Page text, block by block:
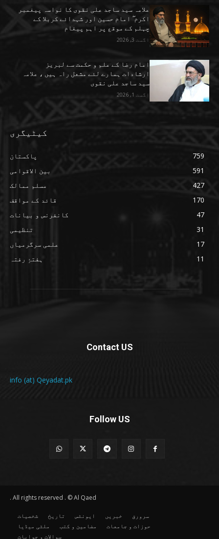
علامہ سید ساجد علی نقوی کا نواسہ پیغمبر
اکرم ۖ امام حسین اور شہدائے کربلا کے
چہلم کے موقع پر اہم پیغام
اگست 3, 2026
امام رضا کے علم و حکمت سے لبریز
ارشادات ہمارے لئے مشعل راہ ہیں ، علامہ
سید ساجد علی نقوی
اگست 1, 2026
کیٹیگری
پاکستان
759
بین الاقوامی
591
مسلم ممالک
427
قائد کے مواقف
170
کانفرنس و بیانات
47
تنظیمی
31
علمی سرگرمیاں
17
ہفتۂِ رفتہ
11
Contact US
info (at) Qeyadat.pk
Follow US
All rights reserved . © Al Qaed .
سرورق خبریں ایونٹس تاریخ
شخصیات
حوزات و جامعات
مضامین و کتب
ملٹی میڈیا
سوالات و جوابات